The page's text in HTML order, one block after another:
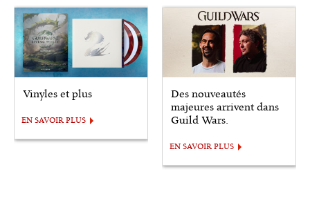
Vinyles et plus
EN SAVOIR PLUS
Des nouveautés
majeures arrivent dans
Guild Wars.
EN SAVOIR PLUS